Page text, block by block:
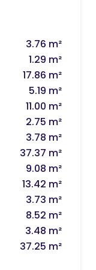
3.76 m²
1.29 m²
17.86 m²
5.19 m²
11.00 m²
2.75 m²
3.78 m²
37.37 m²
9.08 m²
13.42 m²
3.73 m²
8.52 m²
3.48 m²
37.25 m²